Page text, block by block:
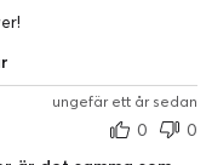
ungefär ett år sedan
0
0